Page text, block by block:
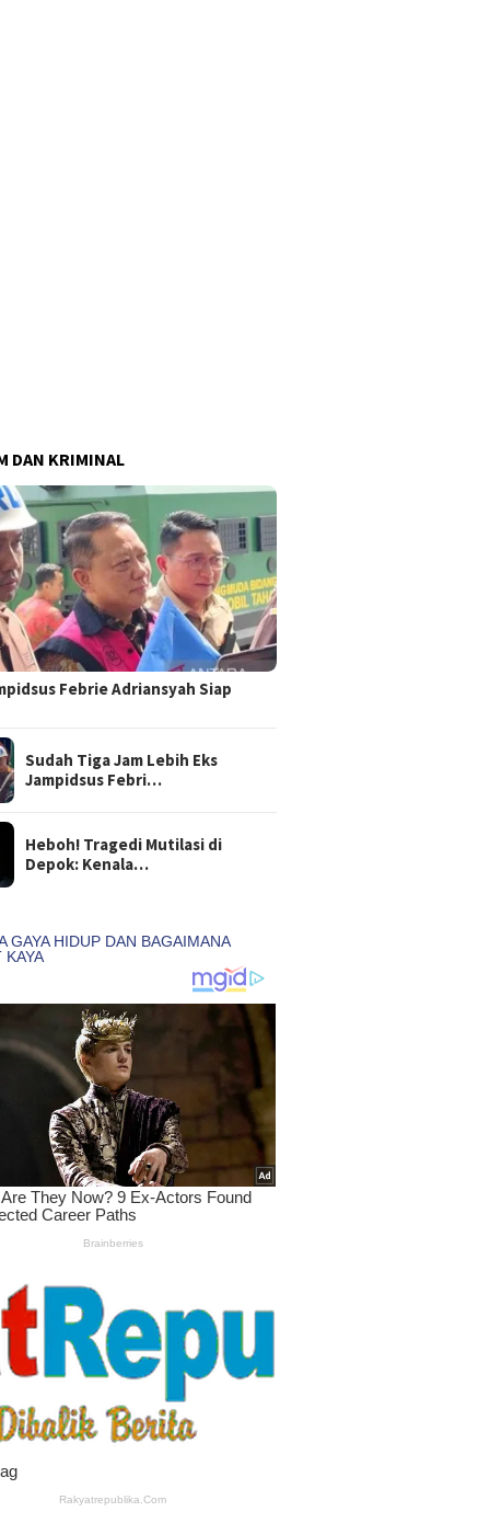
DAN KRIMINAL
Febrie Adriansyah Siap
Sudah Tiga Jam Lebih Eks
Jampidsus Febri…
Heboh! Tragedi Mutilasi di
Depok: Kenala…